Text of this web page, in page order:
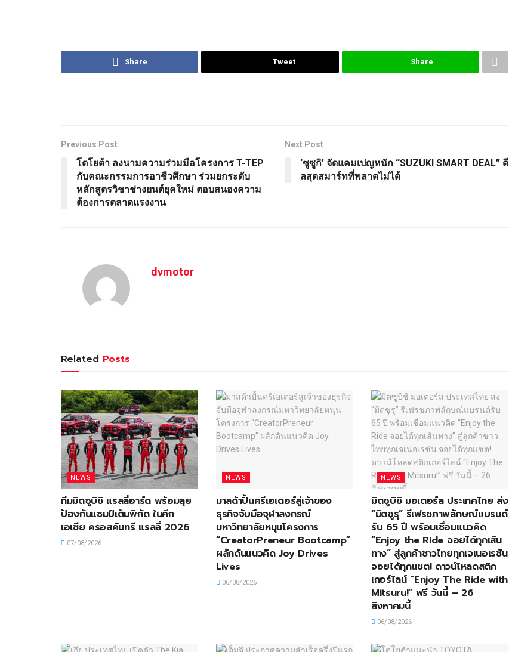
Share Tweet Share
Previous Post
โตโยต้า ลงนามความร่วมมือโครงการ T-TEP
กับคณะกรรมการอาชีวศึกษา ร่วมยกระดับ
หลักสูตรวิชาช่างยนต์ยุคใหม่ ตอบสนองความ
ต้องการตลาดแรงงาน
Next Post
‘ซูซูกิ’ จัดแคมเปญหนัก “SUZUKI SMART DEAL” ดี
ลสุดสมาร์ทที่พลาดไม่ได้
dvmotor
Related Posts
NEWS
ทีมมิตซูบิชิ แรลลี่อาร์ต พร้อมลุย
ป้องกันแชมป์เต็มพิกัด ในศึก
เอเชีย ครอสคันทรี แรลลี่ 2026
07/08/2026
NEWS
มาสด้าปั้นครีเอเตอร์สู่เจ้าของ
ธุรกิจจับมือจุฬาลงกรณ์
มหาวิทยาลัยหนุนโครงการ
“CreatorPreneur Bootcamp”
ผลักดันแนวคิด Joy Drives
Lives
06/08/2026
NEWS
มิตซูบิชิ มอเตอร์ส ประเทศไทย ส่ง
“มิตซูรุ” รีเฟรชภาพลักษณ์แบรนด์
รับ 65 ปี พร้อมเชื่อมแนวคิด
“Enjoy the Ride จอยได้ทุกเส้น
ทาง” สู่ลูกค้าชาวไทยทุกเจเนอเรชัน
จอยได้ทุกแชต! ดาวน์โหลดสติก
เกอร์ไลน์ “Enjoy The Ride with
Mitsuru!” ฟรี วันนี้ – 26
สิงหาคมนี้
06/08/2026